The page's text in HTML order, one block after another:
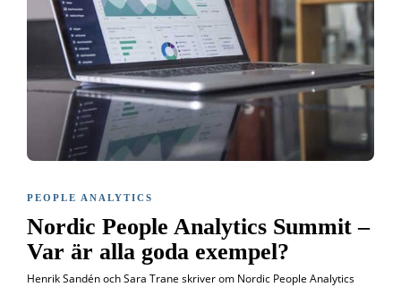
PEOPLE ANALYTICS
Nordic People Analytics Summit –
Var är alla goda exempel?
Henrik Sandén och Sara Trane skriver om Nordic People Analytics